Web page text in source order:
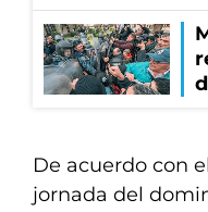
De acuerdo con
jornada del